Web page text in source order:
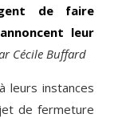
de faire
leur
Cécile Buffard
leurs instances
de fermeture